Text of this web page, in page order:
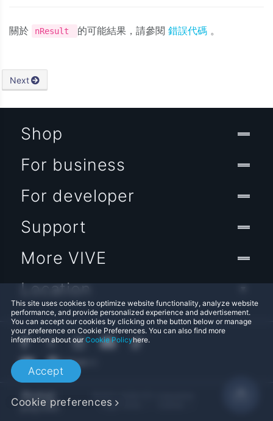
關於 nResult 的可能結果，請參閱 錯誤代碼 。
Next
This site uses cookies to optimize website functionality, analyze website
performance, and provide personalized experience and advertisement.
You can accept our cookies by clicking on the button below or manage
your preference on Cookie Preferences. You can also find more
information about ourCookie Policyhere.
Accept
Cookie preferences
Shop
For business
For developer
Support
More VIVE
Location
Legal Terms